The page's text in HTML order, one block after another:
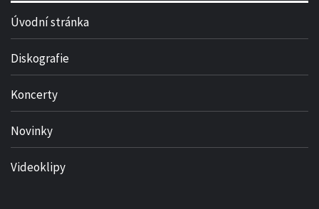
Úvodní stránka
Diskografie
Koncerty
Novinky
Videoklipy